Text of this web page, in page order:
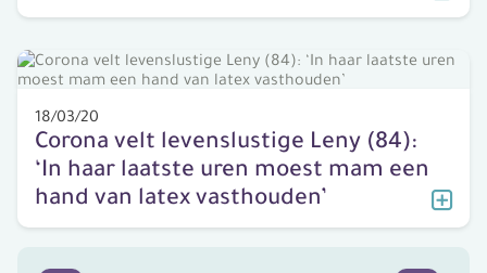
18/03/20
Corona velt levenslustige Leny (84):
‘In haar laatste uren moest mam een
hand van latex vasthouden’